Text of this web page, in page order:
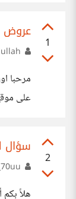
1
عروض
مرحبا
على
2
سؤال
هلاً